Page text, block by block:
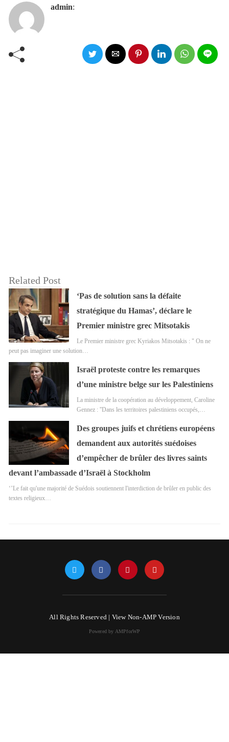
admin:
Related Post
‘Pas de solution sans la défaite
stratégique du Hamas’, déclare le
Premier ministre grec Mitsotakis
Le Premier ministre grec Kyriakos Mitsotakis : " On ne
peut pas imaginer une solution…
Israël proteste contre les remarques
d’une ministre belge sur les Palestiniens
La ministre de la coopération au développement, Caroline
Gennez : ''Dans les territoires palestiniens occupés,…
Des groupes juifs et chrétiens européens
demandent aux autorités suédoises
d’empêcher de brûler des livres saints
devant l’ambassade d’Israël à Stockholm
‘’Le fait qu'une majorité de Suédois soutiennent l'interdiction de brûler en public des
textes religieux…
All Rights Reserved | View Non-AMP Version
Powered by AMPforWP